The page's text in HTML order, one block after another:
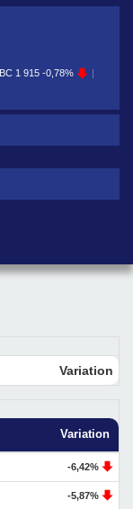
-0,78% BOAB
Variation
Variation
-6,42%
-5,87%